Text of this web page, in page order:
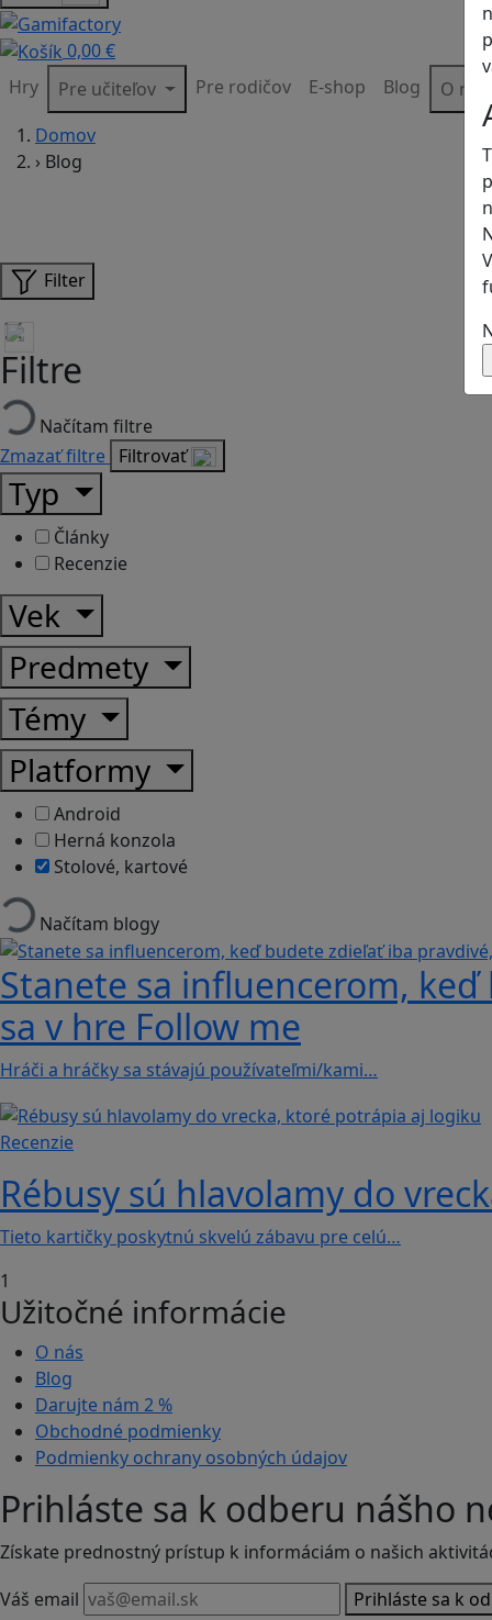
0,00 €
Hry
Pre učiteľov Pre rodičov E-shop Blog O nás
Domov
› Blog
Filter
Filtre
Načítam filtre
Zmazať filtre Filtrovať
Typ
Články
Recenzie
Vek
Predmety
Témy
Platformy
Android
Herná konzola
Stolové, kartové
Načítam blogy
Stanete sa influencerom,
sa v hre Follow me
Hráči a hráčky sa stávajú používateľmi/kami…
Recenzie
Rébusy sú hlavolamy do
Tieto kartičky poskytnú skvelú zábavu pre celú…
1
Užitočné informácie
O nás
Blog
Darujte nám 2 %
Obchodné podmienky
Podmienky ochrany osobných údajov
Prihláste sa k odberu nášho
Získate prednostný prístup k informáciám o našich
Váš email
Prihláste sa k